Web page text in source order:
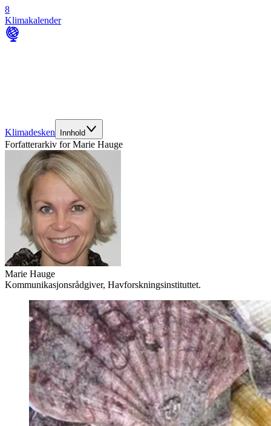
8
Klimakalender
Klimadesken Innhold
Forfatterarkiv forMarie Hauge
Marie Hauge
Kommunikasjonsrådgiver, Havforskningsinstituttet.